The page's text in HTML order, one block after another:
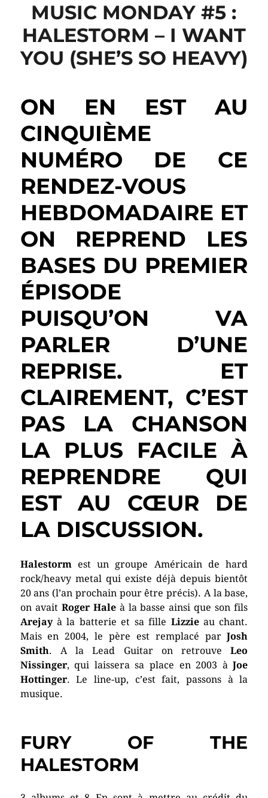
MUSIC MONDAY #5 :
HALESTORM – I WANT
YOU (SHE’S SO HEAVY)
ON EN EST AU
CINQUIÈME
NUMÉRO DE CE
RENDEZ-VOUS
HEBDOMADAIRE ET
ON REPREND LES
BASES DU PREMIER
ÉPISODE
PUISQU’ON VA
PARLER D’UNE
REPRISE. ET
CLAIREMENT, C’EST
PAS LA CHANSON
LA PLUS FACILE À
REPRENDRE QUI
EST AU CŒUR DE
LA DISCUSSION.
Halestormest un groupe Américain de hard
rock/heavy metal qui existe déjà depuis bientôt
20 ans (l’an prochain pour être précis). A la base,
on avait Roger Haleà la basse ainsi que son fils
Arejayà la batterie et sa fille Lizzieau chant.
Mais en 2004, le père est remplacé parJosh
Smith. A la Lead Guitar on retrouveLeo
Nissinger, qui laissera sa place en 2003 àJoe
Hottinger. Le line-up, c’est fait, passons à la
musique.
FURY OF THE
HALESTORM